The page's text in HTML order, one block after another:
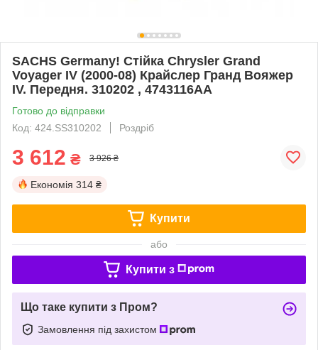
SACHS Germany! Стійка Chrysler Grand
Voyager IV (2000-08) Крайслер Гранд Вояжер
IV. Передня. 310202 , 4743116AA
Готово до відправки
Код: 424.SS310202
Роздріб
3 612 ₴ 3 926 ₴
Економія 314 ₴
Купити
або
Купити з
Що таке купити з Пром?
Замовлення під захистом